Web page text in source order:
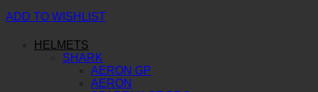
HELMETS
SHARK
AERON GP
AERON
ADD TO WISHLIST